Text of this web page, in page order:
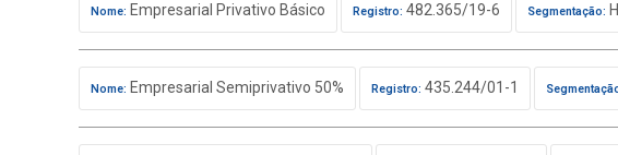
Nome: Empresarial Privativo Básico Registro: 482.365/19-6 Segmentação:
Nome: Empresarial Semiprivativo 50% Registro: 435.244/01-1